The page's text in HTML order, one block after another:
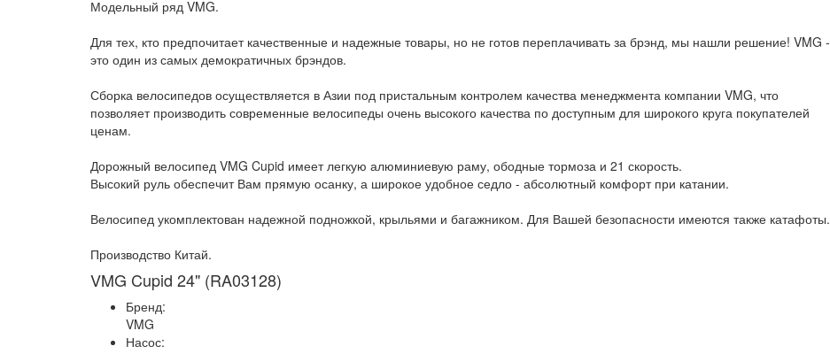
Модельный ряд VMG.
Для тех, кто предпочитает качественные и надежные товары, но не готов переплачивать за брэнд, мы нашли решение! VMG -
это один из самых демократичных брэндов.
Сборка велосипедов осуществляется в Азии под пристальным контролем качества менеджмента компании VMG, что
позволяет производить современные велосипеды очень высокого качества по доступным для широкого круга покупателей
ценам.
Дорожный велосипед VMG Cupid имеет легкую алюминиевую раму, ободные тормоза и 21 скорость.
Высокий руль обеспечит Вам прямую осанку, а широкое удобное седло - абсолютный комфорт при катании.
Велосипед укомплектован надежной подножкой, крыльями и багажником. Для Вашей безопасности имеются также катафоты.
Производство Китай.
VMG Cupid 24" (RA03128)
Бренд:
VMG
Насос: